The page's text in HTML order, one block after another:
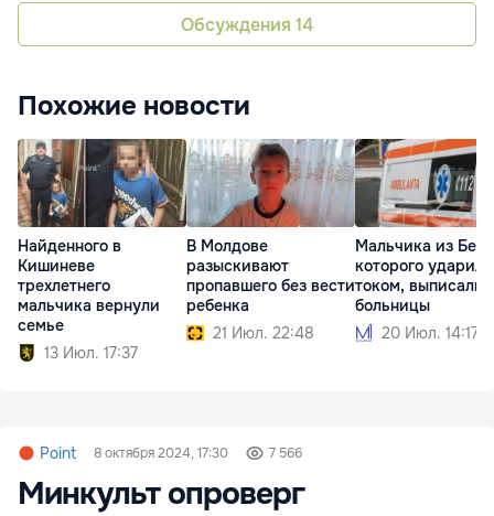
Обсуждения 14
Похожие новости
Найденного в
Кишиневе
трехлетнего
мальчика вернули
семье
13 Июл. 17:37
В Молдове
разыскивают
пропавшего без вести
ребенка
21 Июл. 22:48
Мальчика из
которого ударило
током, выписали
больницы
20 Июл. 14:17
Point 8 октября 2024, 17:30 7 566
Минкульт опроверг